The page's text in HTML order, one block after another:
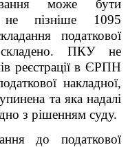
може бути
пізніше 1095
податкової
ПКУ не
реєстрації в ЄРПН
накладної,
та яка надалі
з рішенням суду.
до податкової